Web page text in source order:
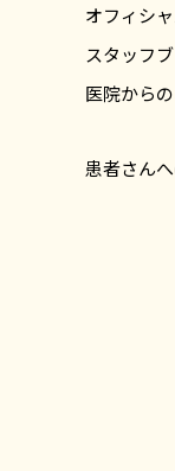
オフィシ
スタッフ
医院から
患者さん